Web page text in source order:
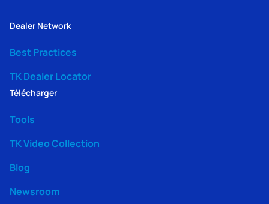
Dealer Network
Best Practices
TK Dealer Locator
Télécharger
Tools
TK Video Collection
Blog
Newsroom